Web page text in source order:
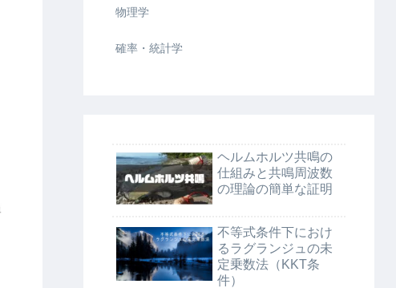
物理学
確率・統計学
ヘルムホルツ共鳴の
仕組みと共鳴周波数
の理論の簡単な証明
不等式条件下におけ
るラグランジュの未
定乗数法（KKT条
件）